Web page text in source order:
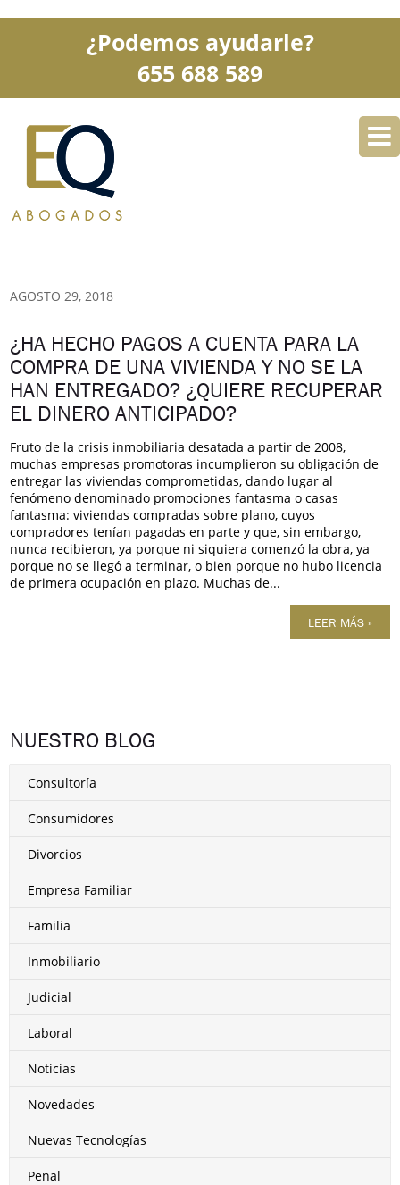
¿Podemos ayudarle?
655 688 589
SERVICIOS
AGOSTO 29, 2018
¿HA HECHO PAGOS A CUENTA PARA LA
COMPRA DE UNA VIVIENDA Y NO SE LA
HAN ENTREGADO? ¿QUIERE RECUPERAR
EL DINERO ANTICIPADO?
Fruto de la crisis inmobiliaria desatada a partir de 2008,
muchas empresas promotoras incumplieron su obligación de
entregar las viviendas comprometidas, dando lugar al
fenómeno denominado promociones fantasma o casas
fantasma: viviendas compradas sobre plano, cuyos
compradores tenían pagadas en parte y que, sin embargo,
nunca recibieron, ya porque ni siquiera comenzó la obra, ya
porque no se llegó a terminar, o bien porque no hubo licencia
de primera ocupación en plazo. Muchas de...
LEER MÁS »
NUESTRO BLOG
Consultoría
Consumidores
Divorcios
Empresa Familiar
Familia
Inmobiliario
Judicial
Laboral
Noticias
Novedades
Nuevas Tecnologías
Penal